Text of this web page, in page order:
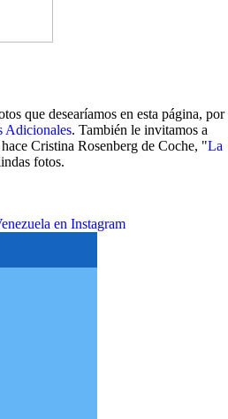
que desearíamos en esta página, por
Adicionales. También le invitamos a
Cristina Rosenberg de Coche, "La
fotos.
en Instagram